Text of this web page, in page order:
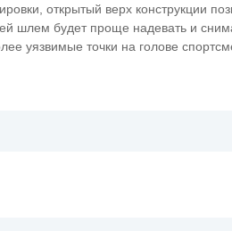
открытый верх конструкции
шлем будет проще надевать и
уязвимые точки на голове